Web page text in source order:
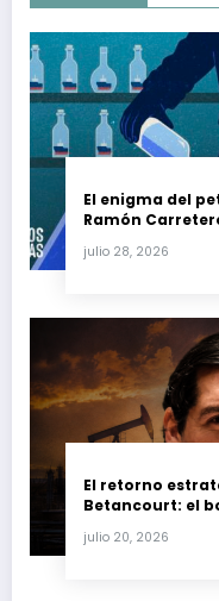
El enigma del
Ramón
julio 28, 2026
El retorno
Betancourt: el
petrolera
julio 20, 2026